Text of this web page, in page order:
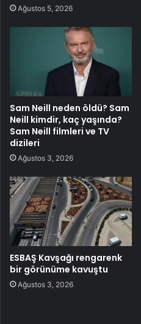
Ağustos 5, 2026
Sam Neill neden öldü? Sam
Neill kimdir, kaç yaşında?
Sam Neill filmleri ve TV
dizileri
Ağustos 3, 2026
ESBAŞ Kavşağı rengarenk
bir görünüme kavuştu
Ağustos 3, 2026